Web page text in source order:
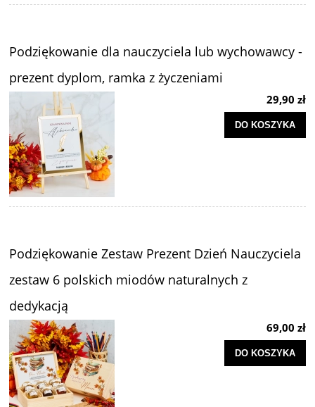
Podziękowanie dla nauczyciela lub wychowawcy -
prezent dyplom, ramka z życzeniami
29,90 zł
DO KOSZYKA
Podziękowanie Zestaw Prezent Dzień Nauczyciela
zestaw 6 polskich miodów naturalnych z
dedykacją
69,00 zł
DO KOSZYKA